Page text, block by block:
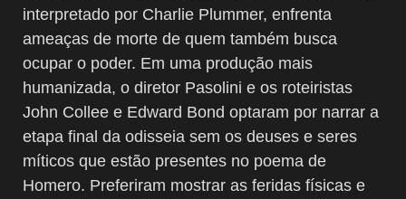
interpretado por Charlie Plummer, enfrenta
ameaças de morte de quem também busca
ocupar o poder. Em uma produção mais
humanizada, o diretor Pasolini e os roteiristas
John Collee e Edward Bond optaram por narrar a
etapa final da odisseia sem os deuses e seres
míticos que estão presentes no poema de
Homero. Preferiram mostrar as feridas físicas e